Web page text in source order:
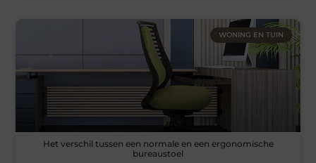
WONING EN TUIN
Het verschil tussen een normale en een ergonomische
bureaustoel